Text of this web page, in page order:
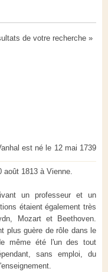
de votre recherche »
est né le 12 mai 1739
août 1813 à Vienne.
un professeur et un
étaient également très
Mozart et Beethoven.
plus guère de rôle dans le
même été l'un des tout
sans emploi, du